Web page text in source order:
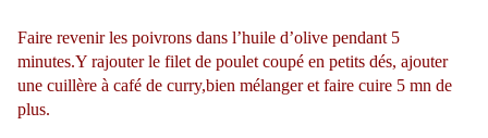
Faire revenir les poivrons dans l’huile d’olive pendant 5
minutes.Y rajouter le filet de poulet coupé en petits dés, ajouter
une cuillère à café de curry,bien mélanger et faire cuire 5 mn de
plus.